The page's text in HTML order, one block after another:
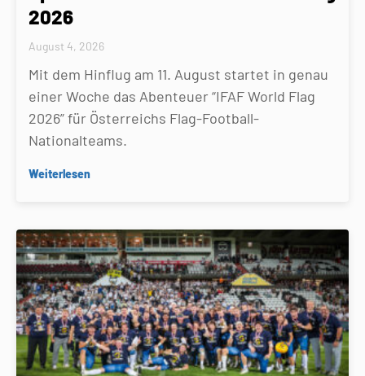
2026
August 4, 2026
Mit dem Hinflug am 11. August startet in genau
einer Woche das Abenteuer “IFAF World Flag
2026” für Österreichs Flag-Football-
Nationalteams.
Weiterlesen